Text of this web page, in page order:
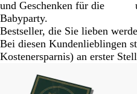
und Geschenken für die
Babyparty.
Bestseller, die Sie lieben
Bei diesen Kundenlieblingen
Kostenersparnis) an erster